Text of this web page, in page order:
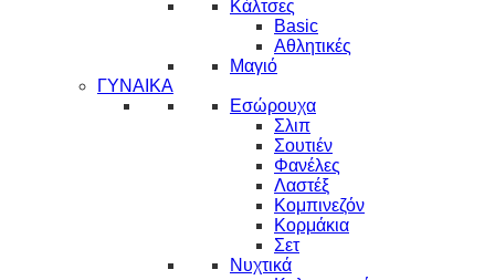
Κάλτσες
Basic
Αθλητικές
Μαγιό
ΓΥΝΑΙΚΑ
Εσώρουχα
Σλιπ
Σουτιέν
Φανέλες
Λαστέξ
Κομπινεζόν
Κορμάκια
Σετ
Νυχτικά